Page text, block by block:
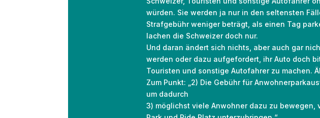
würden. Sie werden ja nur in den seltensten
Strafgebühr weniger beträgt, als einen Tag
lachen die Schweizer doch nur.
Und daran ändert sich nichts, aber auch gar
werden oder dazu aufgefordert, ihr Auto doch
Touristen und sonstige Autofahrer zu machen.
Zum Punkt: „2) Die Gebühr für
um dadurch
3) möglichst viele Anwohner dazu zu